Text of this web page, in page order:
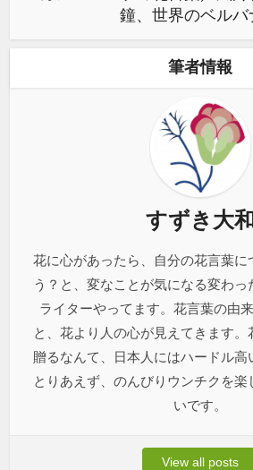
鐘、世界のベルバ
筆者情報
すずき大和
花に心があったら、自分の花言葉に
う？と、変なことが気になる変わっ
ライターやってます。花言葉の由
と、花より人の心が見えてきます。
贈るなんて、日本人にはハードル高
とりあえず、のんびりウンチクを
いです。
View all posts